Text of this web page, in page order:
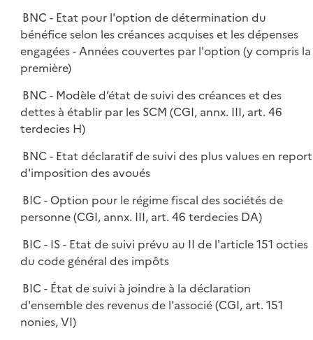
BNC - Etat pour l'option de détermination du
bénéfice selon les créances acquises et les dépenses
engagées - Années couvertes par l'option (y compris la
première)
BNC - Modèle d’état de suivi des créances et des
dettes à établir par les SCM (CGI, annx. III, art. 46
terdecies H)
BNC - Etat déclaratif de suivi des plus values en report
d'imposition des avoués
BIC - Option pour le régime fiscal des sociétés de
personne (CGI, annx. III, art. 46 terdecies DA)
BIC - IS - Etat de suivi prévu au II de l'article 151 octies
du code général des impôts
BIC - État de suivi à joindre à la déclaration
d'ensemble des revenus de l'associé (CGI, art. 151
nonies, VI)